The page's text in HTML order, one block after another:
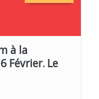
à la
Février. Le